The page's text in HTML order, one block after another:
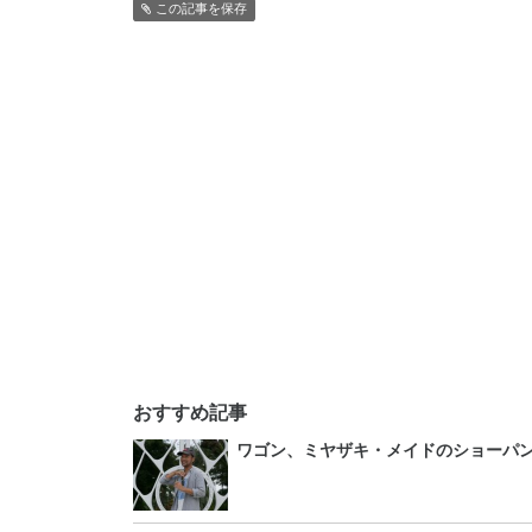
この記事を保存
おすすめ記事
ワゴン、ミヤザキ・メイドのショーパ